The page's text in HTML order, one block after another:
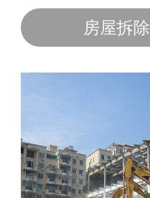
房屋拆除